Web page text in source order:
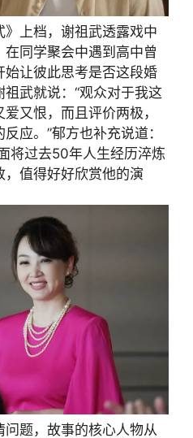
上档，谢祖武透露戏中
同学聚会中遇到高中曾
让彼此思考是否这段婚
武就说：“观众对于我这
又恨，而且评价两极，
应。”郁方也补充说道：
将过去50年人生经历淬炼
值得好好欣赏他的演
题，故事的核心人物从